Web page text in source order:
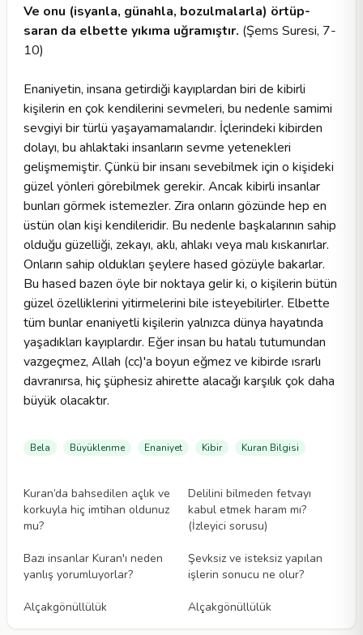
Ve onu (isyanla, günahla, bozulmalarla) örtüp-
saran da elbette yıkıma uğramıştır. (Şems Suresi, 7-
10)
Enaniyetin, insana getirdiği kayıplardan biri de kibirli
kişilerin en çok kendilerini sevmeleri, bu nedenle samimi
sevgiyi bir türlü yaşayamamalarıdır. İçlerindeki kibirden
dolayı, bu ahlaktaki insanların sevme yetenekleri
gelişmemiştir. Çünkü bir insanı sevebilmek için o kişideki
güzel yönleri görebilmek gerekir. Ancak kibirli insanlar
bunları görmek istemezler. Zira onların gözünde hep en
üstün olan kişi kendileridir. Bu nedenle başkalarının sahip
olduğu güzelliği, zekayı, aklı, ahlakı veya malı kıskanırlar.
Onların sahip oldukları şeylere hased gözüyle bakarlar.
Bu hased bazen öyle bir noktaya gelir ki, o kişilerin bütün
güzel özelliklerini yitirmelerini bile isteyebilirler. Elbette
tüm bunlar enaniyetli kişilerin yalnızca dünya hayatında
yaşadıkları kayıplardır. Eğer insan bu hatalı tutumundan
vazgeçmez, Allah (cc)'a boyun eğmez ve kibirde ısrarlı
davranırsa, hiç şüphesiz ahirette alacağı karşılık çok daha
büyük olacaktır.
Bela Büyüklenme Enaniyet Kibir Kuran Bilgisi
Kuran’da bahsedilen açlık ve
korkuyla hiç imtihan oldunuz
mu?
Delilini bilmeden fetvayı
kabul etmek haram mı?
(İzleyici sorusu)
Bazı insanlar Kuran'ı neden
yanlış yorumluyorlar?
Şevksiz ve isteksiz yapılan
işlerin sonucu ne olur?
Alçakgönüllülük Alçakgönüllülük